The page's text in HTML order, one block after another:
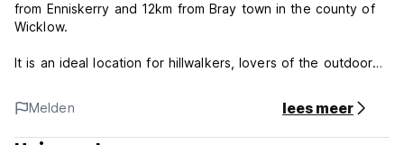
from Enniskerry and 12km from Bray town in the county of
Wicklow.
It is an ideal location for hillwalkers, lovers of the outdoors
hustle and bustle of city life. Families and business- people
alike enjoy the relaxed, easy-going atmosphere and the
scenery that makes Knockree unique. Some bedrooms
Melden lees meer